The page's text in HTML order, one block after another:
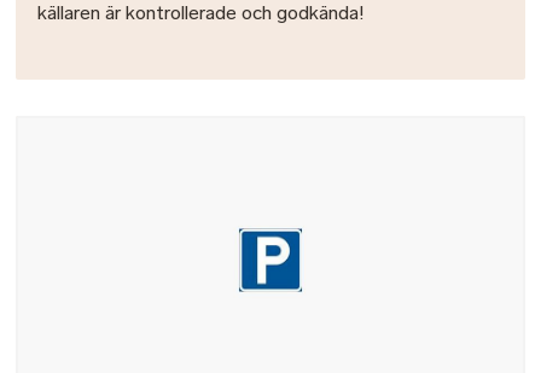
källaren är kontrollerade och godkända!